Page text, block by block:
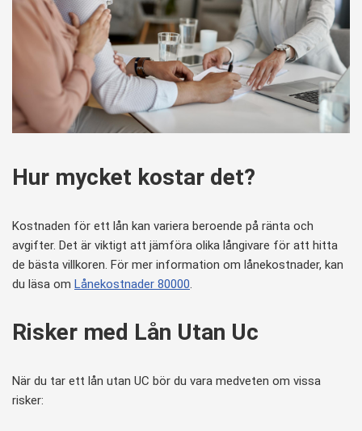
Hur mycket kostar det?
Kostnaden för ett lån kan variera beroende på ränta och
avgifter. Det är viktigt att jämföra olika långivare för att hitta
de bästa villkoren. För mer information om lånekostnader, kan
du läsa om Lånekostnader 80000.
Risker med Lån Utan Uc
När du tar ett lån utan UC bör du vara medveten om vissa
risker: